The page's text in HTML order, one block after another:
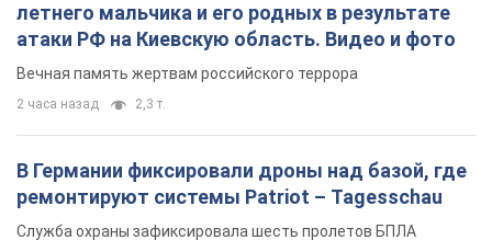
летнего мальчика и его родных в результате
атаки РФ на Киевскую область. Видео и фото
Вечная память жертвам российского террора
2 часа назад 2,3 т.
В Германии фиксировали дроны над базой, где
ремонтируют системы Patriot – Tagesschau
Служба охраны зафиксировала шесть пролетов БПЛА